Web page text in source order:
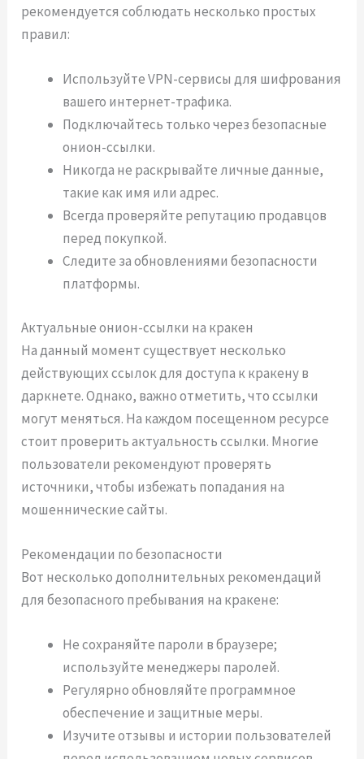
рекомендуется соблюдать несколько простых
правил:
Используйте VPN-сервисы для шифрования
вашего интернет-трафика.
Подключайтесь только через безопасные
онион-ссылки.
Никогда не раскрывайте личные данные,
такие как имя или адрес.
Всегда проверяйте репутацию продавцов
перед покупкой.
Следите за обновлениями безопасности
платформы.
Актуальные онион-ссылки на кракен
На данный момент существует несколько
действующих ссылок для доступа к кракену в
даркнете. Однако, важно отметить, что ссылки
могут меняться. На каждом посещенном ресурсе
стоит проверить актуальность ссылки. Многие
пользователи рекомендуют проверять
источники, чтобы избежать попадания на
мошеннические сайты.
Рекомендации по безопасности
Вот несколько дополнительных рекомендаций
для безопасного пребывания на кракене:
Не сохраняйте пароли в браузере;
используйте менеджеры паролей.
Регулярно обновляйте программное
обеспечение и защитные меры.
Изучите отзывы и истории пользователей